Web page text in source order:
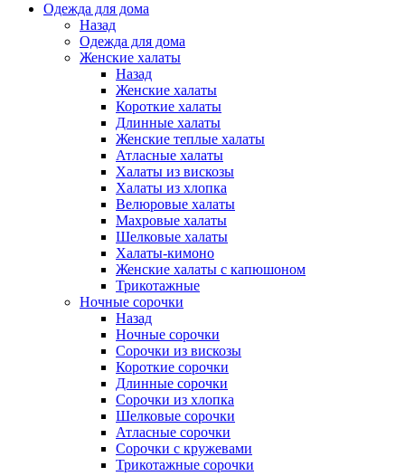
Одежда для дома
Назад
Одежда для дома
Женские халаты
Назад
Женские халаты
Короткие халаты
Длинные халаты
Женские теплые халаты
Атласные халаты
Халаты из вискозы
Халаты из хлопка
Велюровые халаты
Махровые халаты
Шелковые халаты
Халаты-кимоно
Женские халаты с капюшоном
Трикотажные
Ночные сорочки
Назад
Ночные сорочки
Сорочки из вискозы
Короткие сорочки
Длинные сорочки
Сорочки из хлопка
Шелковые сорочки
Атласные сорочки
Сорочки с кружевами
Трикотажные сорочки